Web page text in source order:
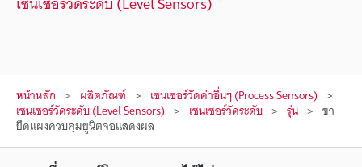
หน้าหลัก ผลิตภัณฑ์ เซนเซอร์วัดค่าอื่นๆ (Process Sensors)
เซนเซอร์วัดระดับ (Level Sensors) เซนเซอร์วัดระดับ รุ่น ขา
ยึดแผงควบคุมยูนิตจอแสดงผล